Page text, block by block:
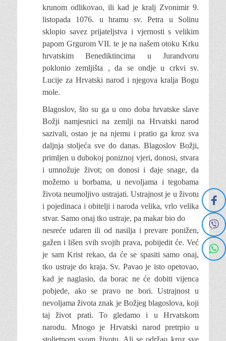
krunom odlikovao, ili kad je kralj Zvonimir 9.
listopada 1076. u hramu sv. Petra u Solinu
sklopio savez prijateljstva i vjernosti s velikim
papom Grgurom VII. te je na našem otoku Krku
hrvatskim Benediktincima u Jurandvoru
poklonio zemljišta , da se ondje u crkvi sv.
Lucije za Hrvatski narod i njegova kralja Bogu
mole.
Blagoslov, što su ga u ono doba hrvatske slave
Božji namjesnici na zemlji na Hrvatski narod
sazivali, ostao je na njemu i pratio ga kroz sva
daljnja stoljeća sve do danas. Blagoslov Božji,
primljen u dubokoj poniznoj vjeri, donosi, stvara
i umnožuje život; on donosi i daje snage, da
možemo u borbama, u nevoljama i tegobama
života neumoljivo ustrajati. Ustrajnost je u životu
i pojedinaca i obitelji i naroda velika, vrlo velika
stvar. Samo onaj tko ustraje, pa makar bio do
nesreće udaren ili od nasilja i prevare ponižen,
gažen i lišen svih svojih prava, pobijedit će. Već
je sam Krist rekao, da će se spasiti samo onaj,
tko ustraje do kraja. Sv. Pavao je isto opetovao,
kad je naglasio, da borac ne će dobiti vijenca
pobjede, ako se pravo ne bori. Ustrajnost u
nevoljama života znak je Božjeg blagoslova, koji
taj život prati. To gledamo i u Hrvatskom
narodu. Mnogo je Hrvatski narod pretrpio u
stoljetnom svom životu. Ali se održao kroz sve